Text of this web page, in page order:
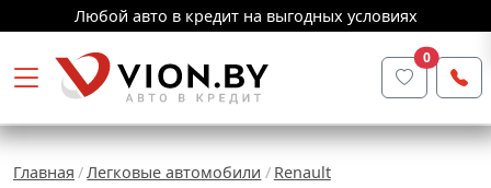
Любой авто в кредит на выгодных условиях
0
Главная Легковые автомобили
Renault